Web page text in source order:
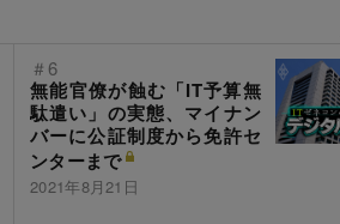
＃6
無能官僚が蝕む「IT予算無
駄遣い」の実態、マイナン
バーに公証制度から免許セ
ンターまで
2021年8月21日